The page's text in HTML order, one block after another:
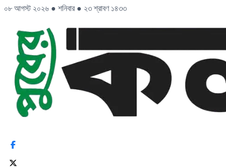
০৮ আগস্ট ২০২৬ ● শনিবার ● ২৩ শ্রাবণ ১৪৩৩